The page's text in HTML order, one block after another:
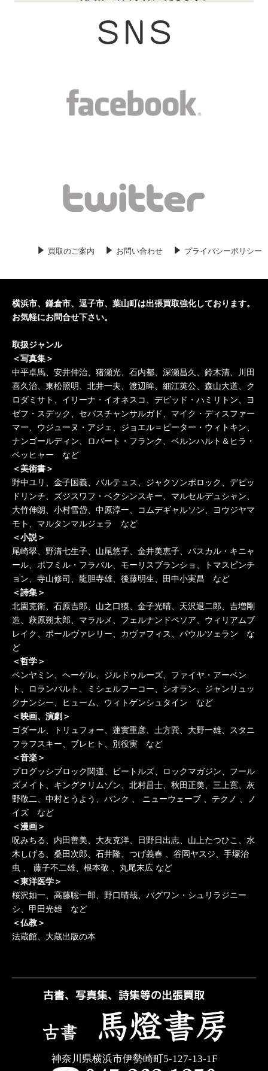
美術の古本入荷しました。横浜市の美
術関係の専門書、学術書などの古本買
日本史関係の専門書、学術書などの古
本買取いたします。
2020/06/01
哲学の古本入荷しました。横浜市の哲
学関係の古本買取いたします。
市の歴史の古本、専門書、学術書の古
2020/05/27
歴史の古本入荷しました。横浜市の歴
プライバシーポリシー
お問い合わせ
買取のご案内
横浜市、鎌倉市、逗子市、葉山町は出張買取強化しております。
お気軽にお問合せ下さい。
取扱ジャンル
＜写真集＞
中平卓馬、安井仲治、猪瀬光、石内都、深瀬昌久、鈴木清、川田
喜久治、東松照明、北井一夫、渡辺眸、細江英公、森山大道、ク
ロダミサト、イリーナ・イオネスコ、デビッド・ハミリトン、ヨ
ゼフ・スデック、セバスチャンサルガド、マイク・ディスファー
マー、ウジューヌ・アジェ、ジョエル＝ピーター・ウィトキン、
ナンゴールディン、ロバート・フランク、ベルンハルト＆ヒラ・
ベッヒャー など
＜美術書＞
野中ユリ、金子国義、バルテュス、ジャクソンポロック、デビッ
ドリンチ、ズジスワフ・ベクシンスキー、マルセルデュシャン、
大竹伸朗、小村雪岱、中原淳一、コムデギャルソン、ヨウジヤマ
モト、マルタンマルジェラ など
＜小説＞
尾崎翠、野溝七生子、山尾悠子、金井美恵子、パスカル・キニャ
ール、ボフミル・フラバル、モーリスブランショ、トマスピンチ
ョン、寺山修司、龍胆寺雄、後藤明生、田中小実昌 など
＜詩集＞
北園克衛、石原吉郎、山之口獏、金子光晴、天沢退二郎、吉増剛
造、萩原朔太郎、マラルメ、フェルナンドペソア、ウィリアムブ
レイク、ポールヴァレリー、カヴァフィス、パウルツェラン な
ど
＜哲学＞
ベンヤミン、ヘーゲル、ジルドゥルーズ、ファイヤ・アーベン
ト、ロランバルト、ミシェルフーコー、シオラン、ジャンリュッ
クナンシー、ヒューム、ウィトゲンシュタイン など
＜映画、演劇＞
ゴダール、トリュフォー、蓮實重彦、土方巽、大野一雄、スタニ
フラフスキー、ブレヒト、別役実 など
＜音楽＞
プログッシブロック関連、ビートルズ、ロックマガジン、フール
ズメイト、キングクリムゾン、北村昌士、秋田正美、三上寛、灰
野敬二、中村とうよう、パンク 、 ニューウェーブ 、テクノ 、ノ
イズ など
＜漫画＞
呪みちる、内田善美、大友克洋、日野日出志、山上たつひこ、水
木しげる、桑田次郎、石井隆、つげ義春 、谷岡ヤスジ、手塚治
虫 、 藤子不二雄、根本敬 、丸尾末広 など
＜東洋医学＞
桜沢如一、高藤聡一郎、野口晴哉、バグワン・シュリラジニー
シ、甲田光雄 など
＜仏教＞
法蔵館、大蔵出版の本
神奈川県横浜市伊勢崎町5-127-13-1F